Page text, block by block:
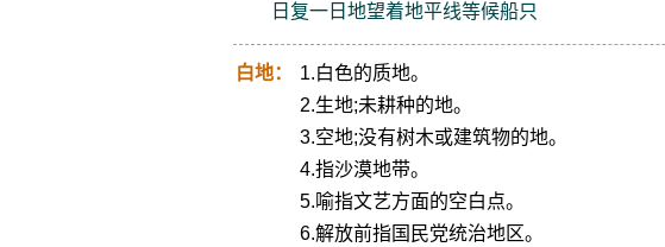
日复一日地望着地平线等候船只
白地：
1.白色的质地。
2.生地;未耕种的地。
3.空地;没有树木或建筑物的地。
4.指沙漠地带。
5.喻指文艺方面的空白点。
6.解放前指国民党统治地区。